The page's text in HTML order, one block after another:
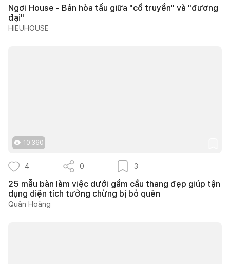
Ngơi House - Bản hòa tấu giữa "cổ truyền" và "đương
đại"
HIEUHOUSE
10.360
4 0 3
25 mẫu bàn làm việc dưới gầm cầu thang đẹp giúp tận
dụng diện tích tưởng chừng bị bỏ quên
Quân Hoàng